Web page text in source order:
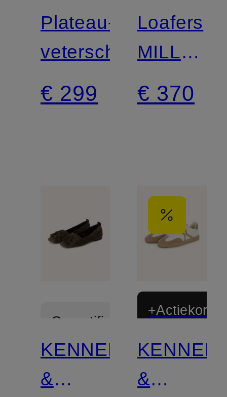
SCHMENGER
Plateau-
veterschoen
€ 299
Loafers
MILL
met
studs
€ 370
Gecertificeerd
KENNEL
&
KENNEL
&